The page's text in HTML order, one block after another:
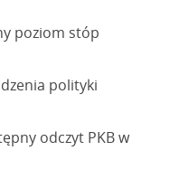
poziom stóp
polityki
odczyt PKB w